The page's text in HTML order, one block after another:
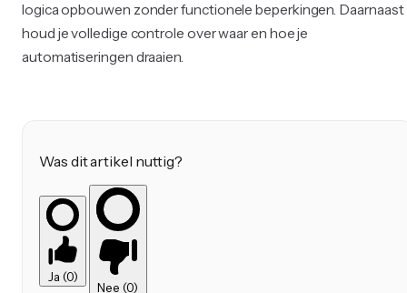
logica opbouwen zonder functionele beperkingen. Daarnaast
houd je volledige controle over waar en hoe je
automatiseringen draaien.
Was dit artikel nuttig?
Ja (0)
Nee (0)